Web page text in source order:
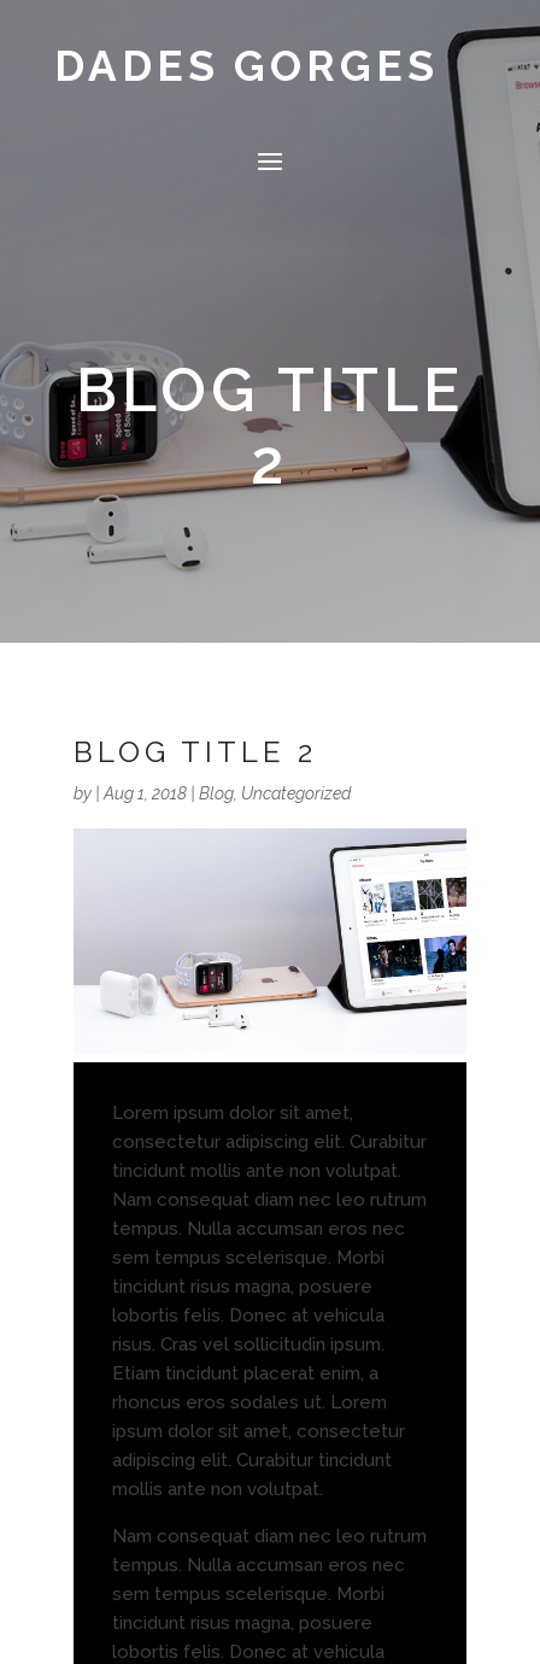
DADES GORGES
BLOG TITLE
2
BLOG TITLE 2
by Aug 1, 2018| Blog, Uncategorized
Lorem ipsum dolor sit amet,
consectetur adipiscing elit. Curabitur
tincidunt mollis ante non volutpat.
Nam consequat diam nec leo rutrum
tempus. Nulla accumsan eros nec
sem tempus scelerisque. Morbi
tincidunt risus magna, posuere
lobortis felis. Donec at vehicula
risus. Cras vel sollicitudin ipsum.
Etiam tincidunt placerat enim, a
rhoncus eros sodales ut. Lorem
ipsum dolor sit amet, consectetur
adipiscing elit. Curabitur tincidunt
mollis ante non volutpat.
Nam consequat diam nec leo rutrum
tempus. Nulla accumsan eros nec
sem tempus scelerisque. Morbi
tincidunt risus magna, posuere
lobortis felis. Donec at vehicula